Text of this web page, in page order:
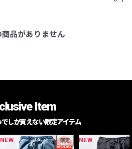
商品がありません
Item
しか買えない限定アイテム
NEW 限定 NEW